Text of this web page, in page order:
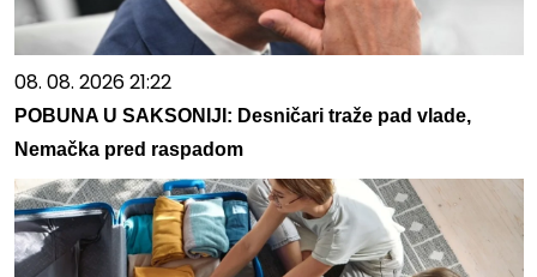
08. 08. 2026 21:22
POBUNA U SAKSONIJI: Desničari traže pad vlade,
Nemačka pred raspadom